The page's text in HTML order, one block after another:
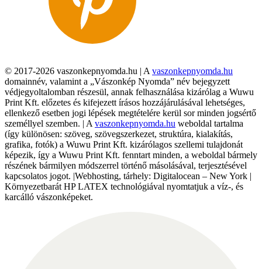
© 2017-2026 vaszonkepnyomda.hu | A vaszonkepnyomda.hu
domainnév, valamint a „Vászonkép Nyomda” név bejegyzett
védjegyoltalomban részesül, annak felhasználása kizárólag a Wuwu
Print Kft. előzetes és kifejezett írásos hozzájárulásával lehetséges,
ellenkező esetben jogi lépések megtételére kerül sor minden jogsértő
személlyel szemben. | A vaszonkepnyomda.hu weboldal tartalma
(így különösen: szöveg, szövegszerkezet, struktúra, kialakítás,
grafika, fotók) a Wuwu Print Kft. kizárólagos szellemi tulajdonát
képezik, így a Wuwu Print Kft. fenntart minden, a weboldal bármely
részének bármilyen módszerrel történő másolásával, terjesztésével
kapcsolatos jogot. |Webhosting, tárhely: Digitalocean – New York |
Környezetbarát HP LATEX technológiával nyomtatjuk a víz-, és
karcálló vászonképeket.